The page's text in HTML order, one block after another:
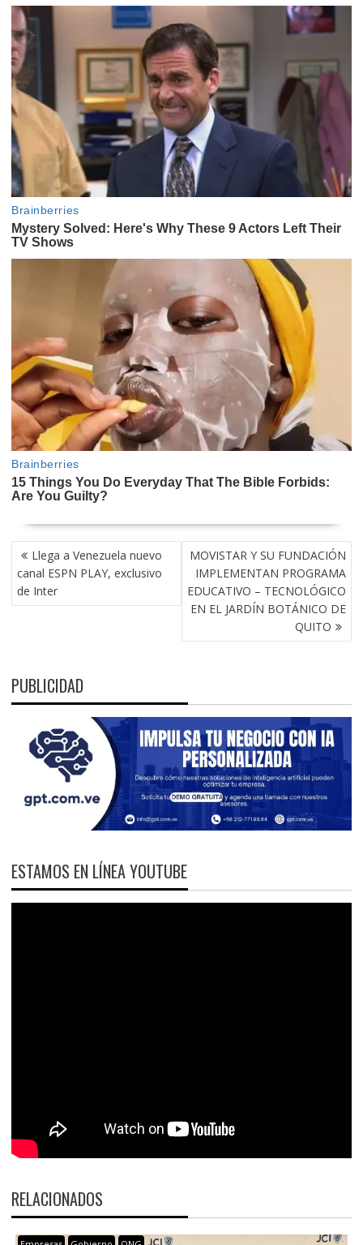
NAVEGACIÓN
DE
ENTRADAS
Llega a Venezuela nuevo
canal ESPN PLAY, exclusivo
de Inter
MOVISTAR Y SU FUNDACIÓN
IMPLEMENTAN PROGRAMA
EDUCATIVO – TECNOLÓGICO
EN EL JARDÍN BOTÁNICO DE
QUITO
PUBLICIDAD
ESTAMOS EN LÍNEA YOUTUBE
RELACIONADOS